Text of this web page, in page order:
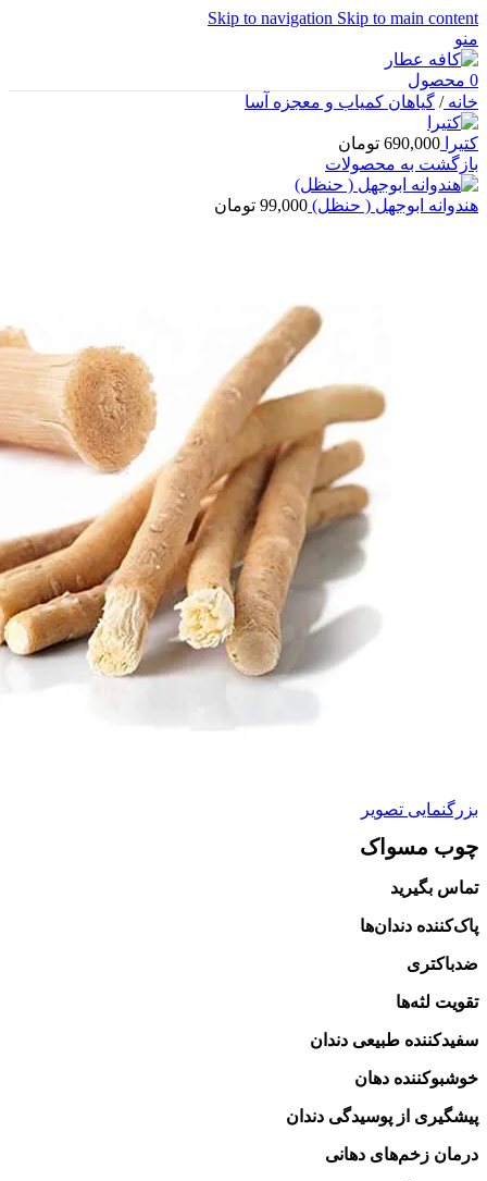
Skip to navigation Skip to main content
منو
0 محصول
خانه/ گیاهان کمیاب و معجزه آسا
کتیرا 690,000 تومان
بازگشت به محصولات
هندوانه ابوجهل ( حنظل) 99,000 تومان
بزرگنمایی تصویر
چوب مسواک
تماس بگیرید
پاک‌کننده دندان‌ها
ضدباکتری
تقویت لثه‌ها
سفیدکننده طبیعی دندان
خوشبوکننده دهان
پیشگیری از پوسیدگی دندان
درمان زخم‌های دهانی